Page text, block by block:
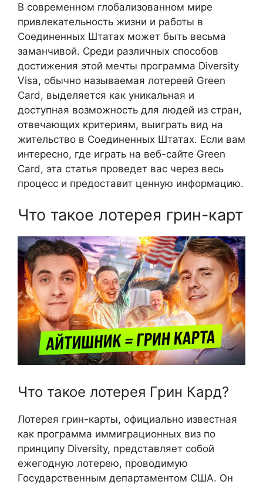
В современном глобализованном мире
привлекательность жизни и работы в
Соединенных Штатах может быть весьма
заманчивой. Среди различных способов
достижения этой мечты программа Diversity
Visa, обычно называемая лотереей Green
Card, выделяется как уникальная и
доступная возможность для людей из стран,
отвечающих критериям, выиграть вид на
жительство в Соединенных Штатах. Если вам
интересно, где играть на веб-сайте Green
Card, эта статья проведет вас через весь
процесс и предоставит ценную информацию.
Что такое лотерея грин-карт
Что такое лотерея Грин Кард?
Лотерея грин-карты, официально известная
как программа иммиграционных виз по
принципу Diversity, представляет собой
ежегодную лотерею, проводимую
Государственным департаментом США. Он